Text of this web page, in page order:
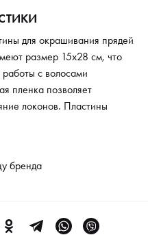
для окрашивания прядей
размер 15х28 см, что
с волосами
пленка позволяет
локонов. Пластины
поэтому
веществ.
использование фольги.
бренда